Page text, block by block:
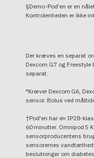
§Demo-Pod'en er en
Kontrolenheden er ikke
Der kræves en separat
Dexcom G7 og
separat.
*Kræver Dexcom G6,
sensor. Bolus ved
†Pod'en har en IP28-
60 minutter. Omnipod 5
sensorproducentens
sensorernes
beslutninger om